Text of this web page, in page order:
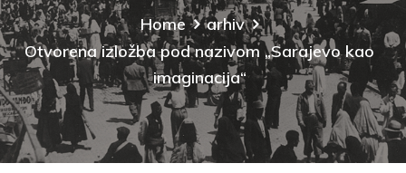
Home
arhiv
Otvorena izložba pod nazivom „Sarajevo kao
imaginacija“